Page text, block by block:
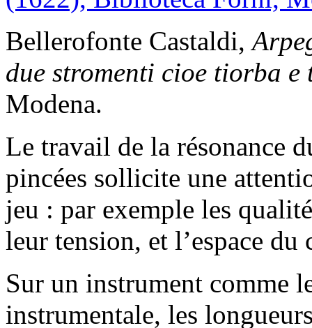
Bellerofonte Castaldi,
due stromenti cioe tiorba
Modena.
Le travail de la résonance
pincées sollicite une
jeu : par exemple les
leur tension, et l’espace du
Sur un instrument comme
instrumentale, les